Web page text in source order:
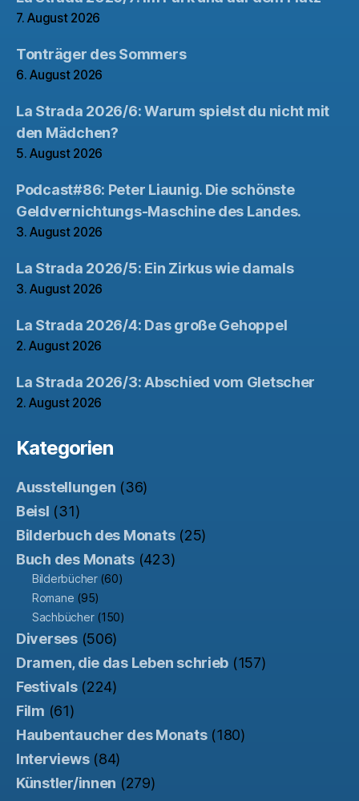
7. August 2026
Tonträger des Sommers
6. August 2026
La Strada 2026/6: Warum spielst du nicht mit
den Mädchen?
5. August 2026
Podcast#86: Peter Liaunig. Die schönste
Geldvernichtungs-Maschine des Landes.
3. August 2026
La Strada 2026/5: Ein Zirkus wie damals
3. August 2026
La Strada 2026/4: Das große Gehoppel
2. August 2026
La Strada 2026/3: Abschied vom Gletscher
2. August 2026
Kategorien
Ausstellungen (36)
Beisl (31)
Bilderbuch des Monats(25)
Buch des Monats(423)
Bilderbücher(60)
Romane (95)
Sachbücher(150)
Diverses(506)
Dramen, die das Leben schrieb (157)
Festivals(224)
Film (61)
Haubentaucher des Monats(180)
Interviews(84)
Künstler/innen (279)